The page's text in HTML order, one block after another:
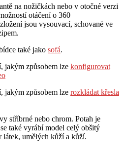
na nožičkách nebo v otočné verzi
otáčení o 360
jsou vysouvací, schované ve
také jako sofá.
jakým způsobem lze konfigurovat
jakým způsobem lze rozkládat křesla
stříbrné nebo chrom. Potah je
také vyrábí model celý obšitý
umělých kůží a kůží.